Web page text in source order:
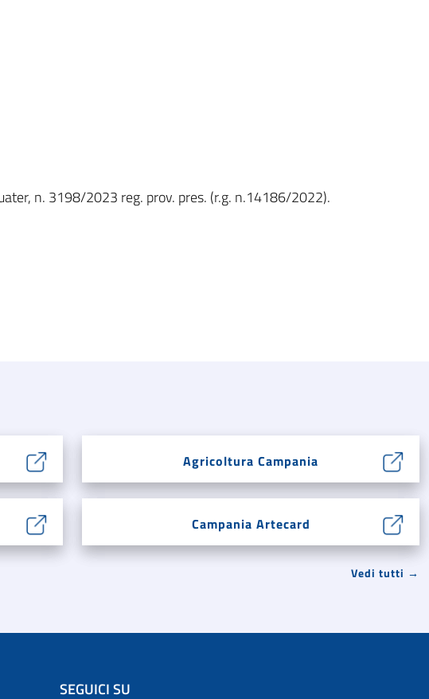
n. 3198/2023 reg. prov. pres. (r.g. n.14186/2022).
Agricoltura Campania
Campania Artecard
Vedi tutti →
SEGUICI SU